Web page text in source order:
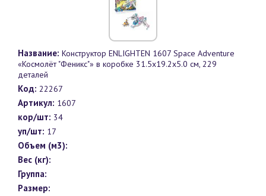
Название: Конструктор ENLIGHTEN 1607 Space Adventure
«Космолёт "Феникс"» в коробке 31.5х19.2х5.0 см, 229
деталей
Код: 22267
Артикул: 1607
кор/шт: 34
уп/шт: 17
Объем (м3):
Вес (кг):
Группа:
Размер: